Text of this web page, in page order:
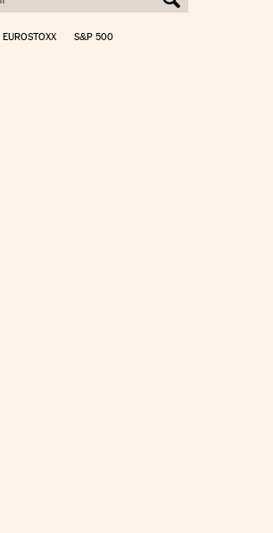
EUROSTOXX S&P 500